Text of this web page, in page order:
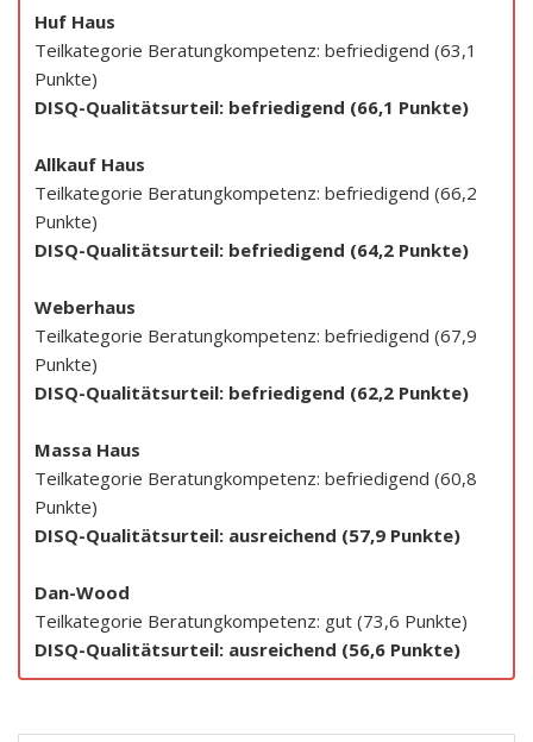
Huf Haus
Teilkategorie Beratungkompetenz: befriedigend (63,1
Punkte)
DISQ-Qualitätsurteil: befriedigend (66,1 Punkte)
Allkauf Haus
Teilkategorie Beratungkompetenz: befriedigend (66,2
Punkte)
DISQ-Qualitätsurteil: befriedigend (64,2 Punkte)
Weberhaus
Teilkategorie Beratungkompetenz: befriedigend (67,9
Punkte)
DISQ-Qualitätsurteil: befriedigend (62,2 Punkte)
Massa Haus
Teilkategorie Beratungkompetenz: befriedigend (60,8
Punkte)
DISQ-Qualitätsurteil: ausreichend (57,9 Punkte)
Dan-Wood
Teilkategorie Beratungkompetenz: gut (73,6 Punkte)
DISQ-Qualitätsurteil: ausreichend (56,6 Punkte)